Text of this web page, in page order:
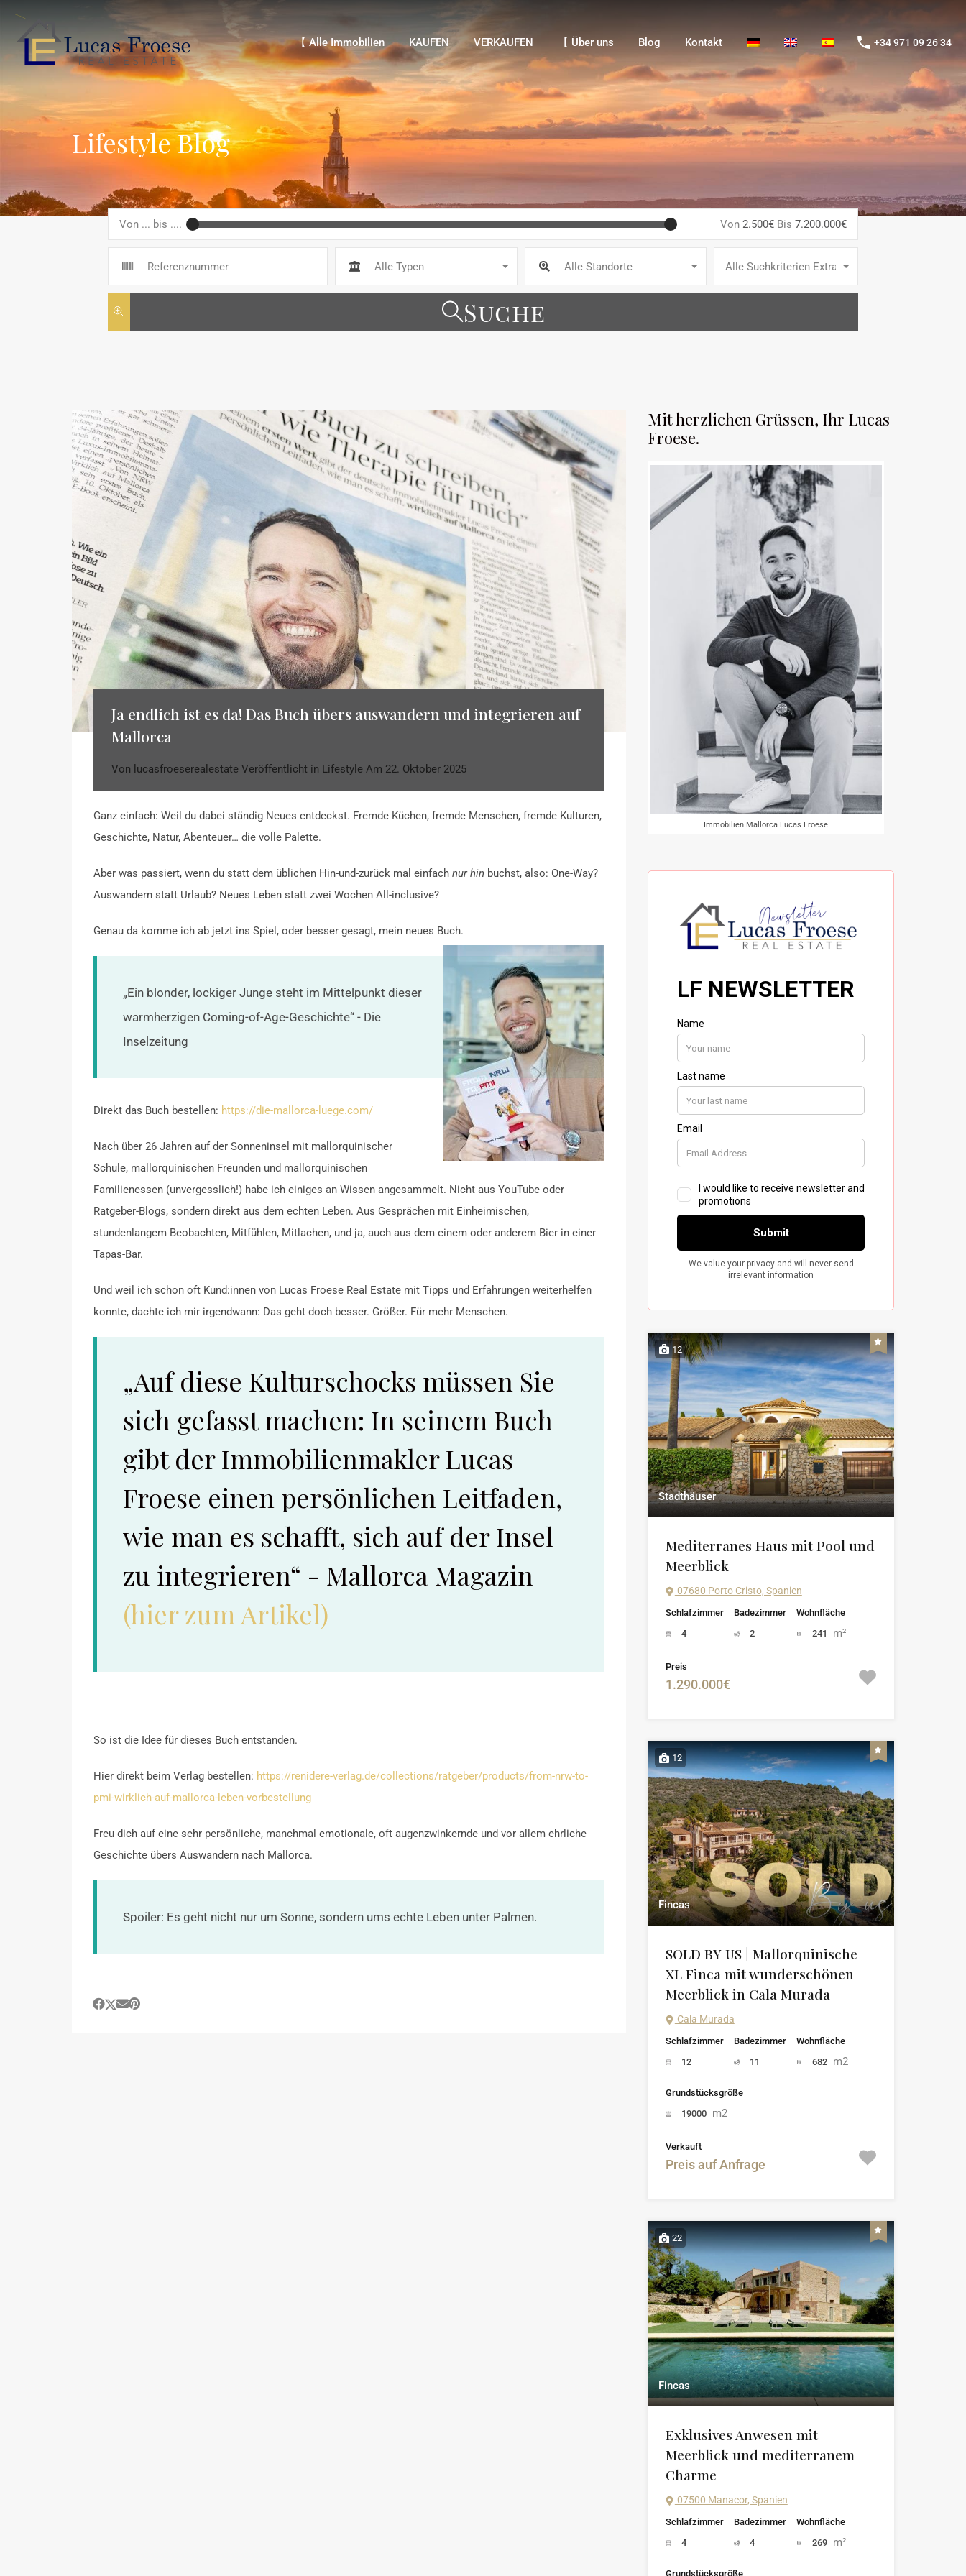
【 Alle Immobilien VERKAUFEN
【 Alle Immobilien
KAUFEN VERKAUFEN 【 Über uns Blog Kontakt +34 971 09 26 34
Lifestyle Blog
Von ... bis .... Von 2.500€ Bis 7.200.000€
Alle Typen Alle Standorte Alle Suchkriterien Extras
Suche
Ja endlich ist es da! Das Buch übers auswandern und integrieren auf
Mallorca
Von lucasfroeserealestate Veröffentlicht in Lifestyle Am 22. Oktober 2025
Ganz einfach: Weil du dabei ständig Neues entdeckst. Fremde Küchen, fremde Menschen, fremde Kulturen,
Geschichte, Natur, Abenteuer… die volle Palette.
Aber was passiert, wenn du statt dem üblichen Hin-und-zurück mal einfach nur hin buchst, also: One-Way?
Auswandern statt Urlaub? Neues Leben statt zwei Wochen All-inclusive?
Genau da komme ich ab jetzt ins Spiel, oder besser gesagt, mein neues Buch.
„Ein blonder, lockiger Junge steht im Mittelpunkt dieser
warmherzigen Coming-of-Age-Geschichte“ - Die
Inselzeitung
Direkt das Buch bestellen: https://die-mallorca-luege.com/
Nach über 26 Jahren auf der Sonneninsel mit mallorquinischer
Schule, mallorquinischen Freunden und mallorquinischen
Familienessen (unvergesslich!) habe ich einiges an Wissen angesammelt. Nicht aus YouTube oder
Ratgeber-Blogs, sondern direkt aus dem echten Leben. Aus Gesprächen mit Einheimischen,
stundenlangem Beobachten, Mitfühlen, Mitlachen, und ja, auch aus dem einem oder anderem Bier in einer
Tapas-Bar.
Und weil ich schon oft Kund:innen von Lucas Froese Real Estate mit Tipps und Erfahrungen weiterhelfen
konnte, dachte ich mir irgendwann: Das geht doch besser. Größer. Für mehr Menschen.
„Auf diese Kulturschocks müssen Sie
sich gefasst machen: In seinem Buch
gibt der Immobilienmakler Lucas
Froese einen persönlichen Leitfaden,
wie man es schafft, sich auf der Insel
zu integrieren“ - Mallorca Magazin
(hier zum Artikel)
So ist die Idee für dieses Buch entstanden.
Hier direkt beim Verlag bestellen: https://renidere-verlag.de/collections/ratgeber/products/from-nrw-to-
pmi-wirklich-auf-mallorca-leben-vorbestellung
Freu dich auf eine sehr persönliche, manchmal emotionale, oft augenzwinkernde und vor allem ehrliche
Geschichte übers Auswandern nach Mallorca.
Spoiler: Es geht nicht nur um Sonne, sondern ums echte Leben unter Palmen.
Mit herzlichen Grüssen, Ihr Lucas
Froese.
Immobilien Mallorca Lucas Froese
12
Stadthäuser
Mediterranes Haus mit Pool und
Meerblick
07680 Porto Cristo, Spanien
Schlafzimmer
4
Badezimmer
2
Wohnfläche
241
m²
Preis
1.290.000€
12
Fincas
SOLD BY US | Mallorquinische
XL Finca mit wunderschönen
Meerblick in Cala Murada
Cala Murada
Schlafzimmer
12
Badezimmer
11
Wohnfläche
682 m2
Grundstücksgröße
19000 m2
Verkauft
Preis auf Anfrage
22
Fincas
Exklusives Anwesen mit
Meerblick und mediterranem
Charme
07500 Manacor, Spanien
Schlafzimmer
4
Badezimmer
4
Wohnfläche
269 m²
Grundstücksgröße